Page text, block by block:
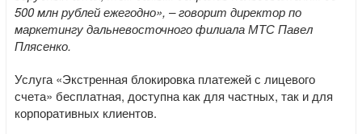
500 млн рублей ежегодно», – говорит директор по
маркетингу дальневосточного филиала МТС Павел
Плясенко.
Услуга «Экстренная блокировка платежей с лицевого
счета» бесплатная, доступна как для частных, так и для
корпоративных клиентов.